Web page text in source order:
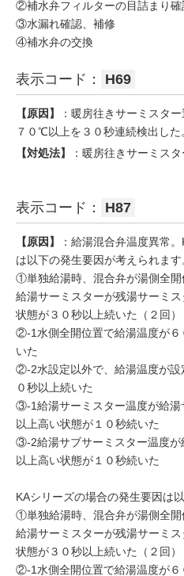
②補水弁フィルターの目詰まり確
③水漏れ確認、補修
④補水弁の交換
表示コード： H69
【原因】
：暖房往きサーミスタ
７０℃以上を３０秒連続検出した
【対処法】
：暖房往きサーミス
表示コード： H87
【原因】
：給湯混合弁温度異常
は以下の発生要因が考えられます
①単独給湯時、混合弁が湯側全開
給湯サーミスターが残湯サーミ
状態が３０秒以上続いた（２回）
②-1水側全開位置で給湯温度が
いた
②-2水設定以外で、給湯温度が
０秒以上続いた
③-1給湯サーミスター温度が給
以上高い状態が１０秒続いた
③-2給湯サブサーミスター温度
以上高い状態が１０秒続いた
KAシリーズの場合の発生要因は以
①単独給湯時、混合弁が湯側全開
給湯サーミスターが残湯サーミ
状態が３０秒以上続いた（２回）
②-1水側全開位置で給湯温度が